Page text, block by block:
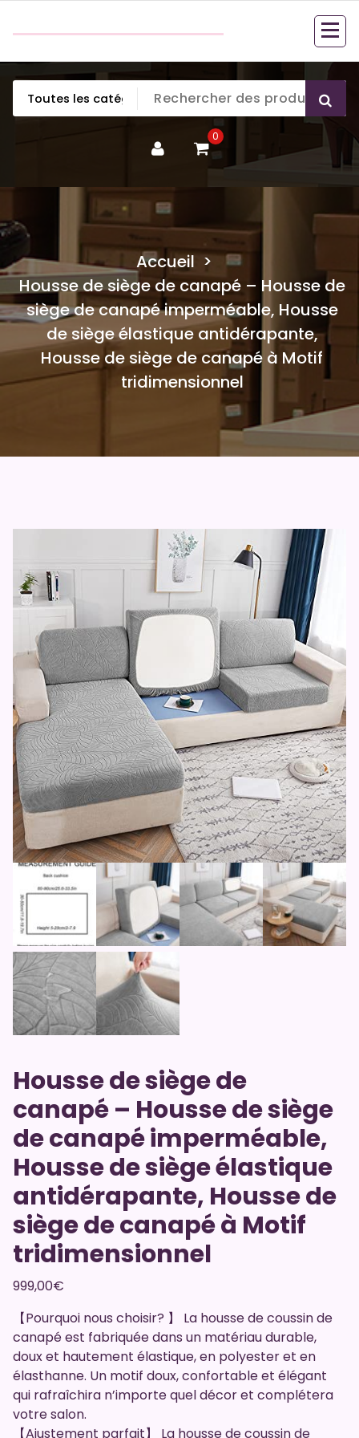
0
Accueil >
Housse de siège de canapé – Housse de
siège de canapé imperméable, Housse
de siège élastique antidérapante,
Housse de siège de canapé à Motif
tridimensionnel
Housse de siège de
canapé – Housse de siège
de canapé imperméable,
Housse de siège élastique
antidérapante, Housse de
siège de canapé à Motif
tridimensionnel
999,00€
【Pourquoi nous choisir? 】 La housse de coussin de
canapé est fabriquée dans un matériau durable,
doux et hautement élastique, en polyester et en
élasthanne. Un motif doux, confortable et élégant
qui rafraîchira n’importe quel décor et complétera
votre salon.
【Ajustement parfait】 La housse de coussin de